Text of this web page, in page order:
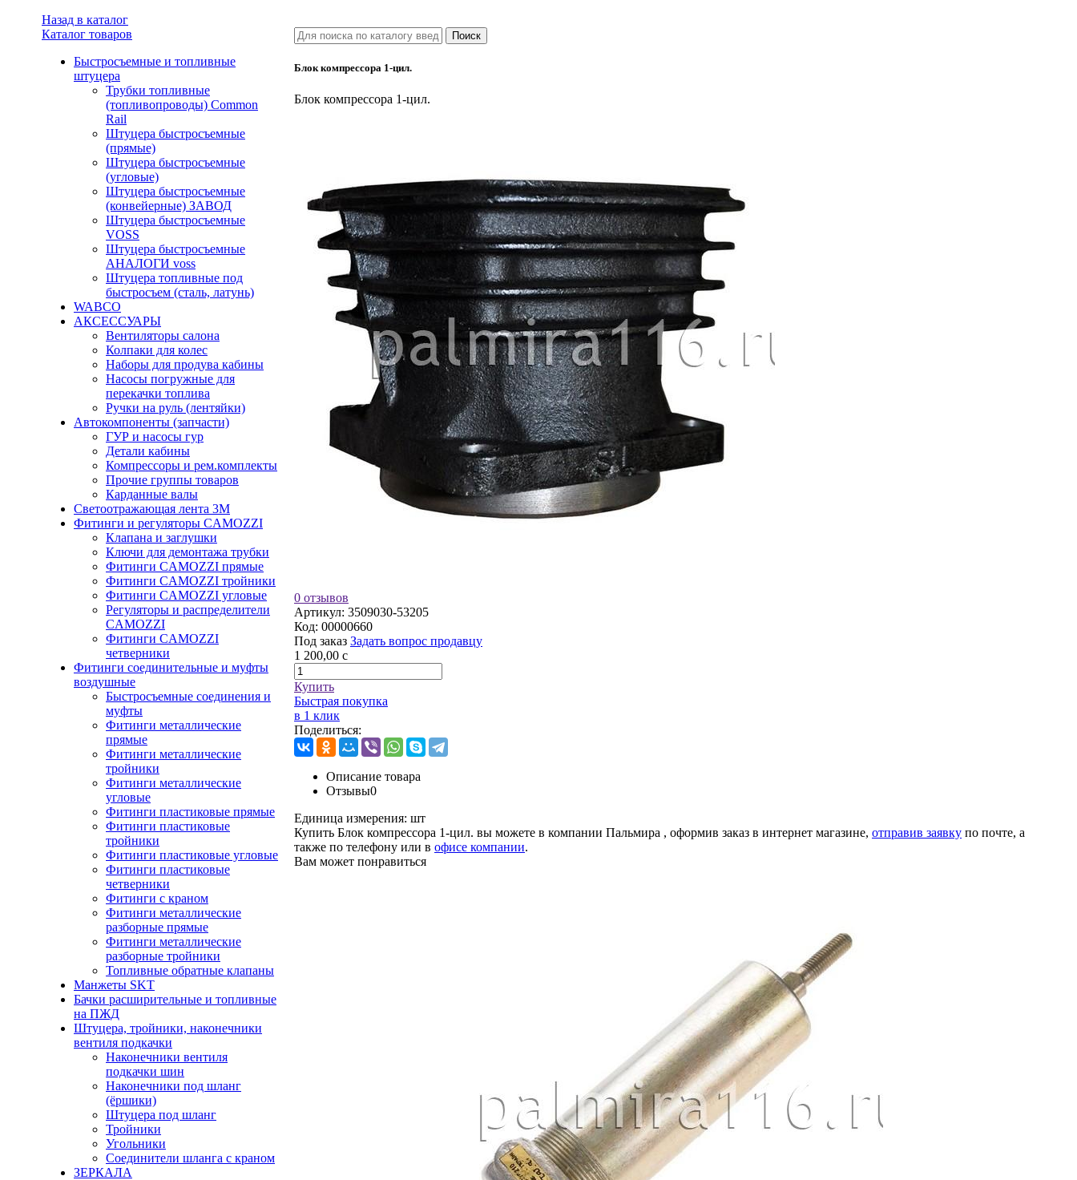
Назад в каталог
Каталог товаров
Быстросъемные и топливные
штуцера
Трубки топливные
(топливопроводы) Common
Rail
Штуцера быстросъемные
(прямые)
Штуцера быстросъемные
(угловые)
Штуцера быстросъемные
(конвейерные) ЗАВОД
Штуцера быстросъемные
VOSS
Штуцера быстросъемные
АНАЛОГИ voss
Штуцера топливные под
быстросъем (сталь, латунь)
WABCO
АКСЕССУАРЫ
Вентиляторы салона
Колпаки для колес
Наборы для продува кабины
Насосы погружные для
перекачки топлива
Ручки на руль (лентяйки)
Автокомпоненты (запчасти)
ГУР и насосы гур
Детали кабины
Компрессоры и рем.комплекты
Прочие группы товаров
Карданные валы
Светоотражающая лента 3М
Фитинги и регуляторы CAMOZZI
Клапана и заглушки
Ключи для демонтажа трубки
Фитинги CAMOZZI прямые
Фитинги CAMOZZI тройники
Фитинги CAMOZZI угловые
Регуляторы и распределители
CAMOZZI
Фитинги CAMOZZI
четверники
Фитинги соединительные и муфты
воздушные
Быстросъемные соединения и
муфты
Фитинги металлические
прямые
Фитинги металлические
тройники
Фитинги металлические
угловые
Фитинги пластиковые прямые
Фитинги пластиковые
тройники
Фитинги пластиковые угловые
Фитинги пластиковые
четверники
Фитинги с краном
Фитинги металлические
разборные прямые
Фитинги металлические
разборные тройники
Топливные обратные клапаны
Манжеты SKT
Бачки расширительные и топливные
на ПЖД
Штуцера, тройники, наконечники
вентиля подкачки
Наконечники вентиля
подкачки шин
Наконечники под шланг
(ёршики)
Штуцера под шланг
Тройники
Угольники
Соединители шланга с краном
ЗЕРКАЛА
Блок компрессора 1-цил.
Блок компрессора 1-цил.
0 отзывов
Артикул: 3509030-53205
Код: 00000660
Под заказ Задать вопрос продавцу
1 200,00 c
Купить
Быстрая покупка
в 1 клик
Поделиться:
Описание товара
Отзывы0
Единица измерения: шт
Купить Блок компрессора 1-цил. вы можете в компании Пальмира , оформив заказ в интернет магазине, отправив заявку по почте, а
также по телефону или в офисе компании.
Вам может понравиться